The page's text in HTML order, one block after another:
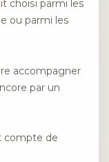
choisi parmi les
ou parmi les
accompagner
par un
compte de